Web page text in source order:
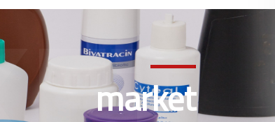
market